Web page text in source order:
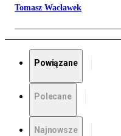
Tomasz Wacławek
Powiązane
Polecane
Najnowsze